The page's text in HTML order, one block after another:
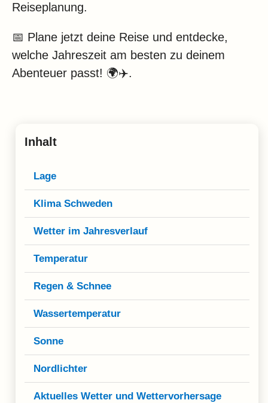
Reiseplanung.
📅 Plane jetzt deine Reise und entdecke,
welche Jahreszeit am besten zu deinem
Abenteuer passt! 🌍✈️.
Inhalt
Lage
Klima Schweden
Wetter im Jahresverlauf
Temperatur
Regen & Schnee
Wassertemperatur
Sonne
Nordlichter
Aktuelles Wetter und Wettervorhersage